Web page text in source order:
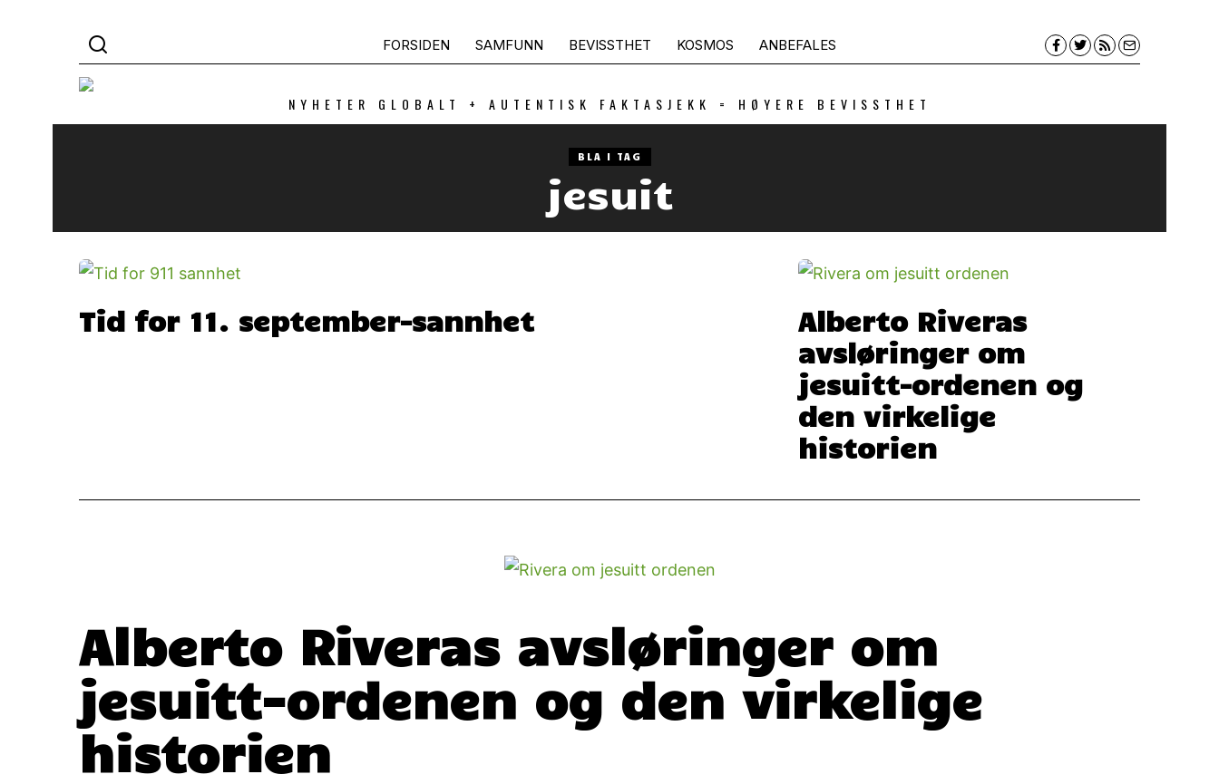
FORSIDEN SAMFUNN BEVISSTHET KOSMOS ANBEFALES
NYHETER GLOBALT + AUTENTISK FAKTASJEKK = HØYERE BEVISSTHET
BLA I TAG
jesuit
Tid for 11. september-sannhet
Alberto Riveras
avsløringer om
jesuitt-ordenen og
den virkelige
historien
Alberto Riveras avsløringer om
jesuitt-ordenen og den virkelige
historien